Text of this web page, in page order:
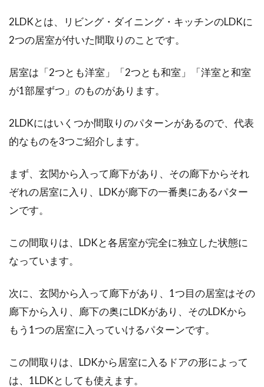
てた経験談をブログやインスタグラムなどで紹
介している方も...
自分や他人の音を軽減したい！アパ
アパートに住んでいれば、音のトラブルは切っ
ぴったりの間取りはどれ？
思います。...
厚さや施工方法に注意！
2LDKとは、リビング・ダイニング・キッチンのLDKに
2つの居室が付いた間取りのことです。
居室は「2つとも洋室」「2つとも和室」「洋室と和室
が1部屋ずつ」のものがあります。
2LDKにはいくつか間取りのパターンがあるので、代表
的なものを3つご紹介します。
まず、玄関から入って廊下があり、その廊下からそれ
ぞれの居室に入り、LDKが廊下の一番奥にあるパター
ンです。
この間取りは、LDKと各居室が完全に独立した状態に
なっています。
次に、玄関から入って廊下があり、1つ目の居室はその
廊下から入り、廊下の奥にLDKがあり、そのLDKから
もう1つの居室に入っていけるパターンです。
この間取りは、LDKから居室に入るドアの形によって
は、1LDKとしても使えます。